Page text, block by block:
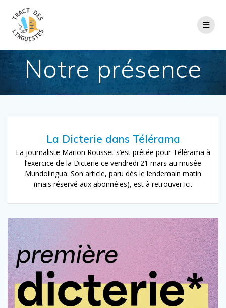
Notre présence
La Dicterie dans Télérama
La journaliste Marion Rousset s’est prêtée pour Télérama à
l’exercice de la Dicterie ce vendredi 21 mars au musée
Mundolingua. Son article, paru dès le lendemain matin
(mais réservé aux abonné·es), est à retrouver ici.